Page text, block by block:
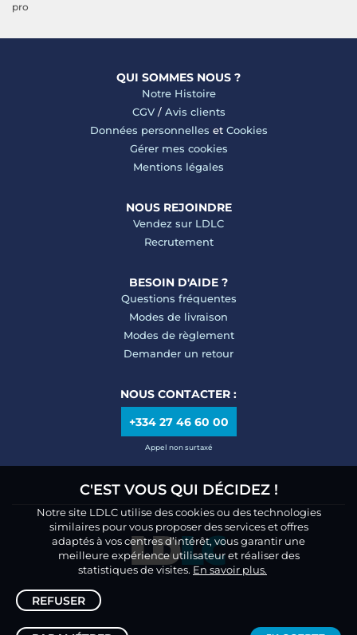
pro
QUI SOMMES NOUS ?
Notre Histoire
CGV/ Avis clients
Données personnelles et Cookies
Gérer mes cookies
Mentions légales
NOUS REJOINDRE
Vendez sur LDLC
Recrutement
BESOIN D'AIDE ?
Questions fréquentes
Modes de livraison
Modes de règlement
Demander un retour
NOUS CONTACTER :
+334 27 46 60 00
Appel non surtaxé
C'EST VOUS QUI DÉCIDEZ !
Notre site LDLC utilise des cookies ou des technologies
similaires pour vous proposer des services et offres
adaptés à vos centres d’intérêt, vous garantir une
meilleure expérience utilisateur et réaliser des
statistiques de visites. En savoir plus.
REFUSER